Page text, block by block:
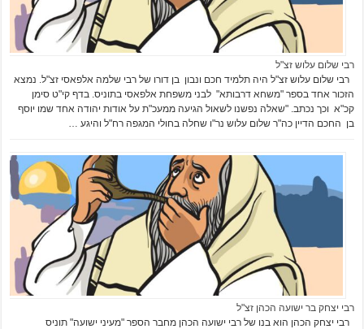
רבי שלום עלוש זצ"ל
רבי שלום עלוש זצ"ל היה תלמיד חכם ונבון בן דורו של רבי שלמה אלפאסי זצ"ל. נמצא
הזכור אחד בספר "משחא דרבותא" לבני משפחת אלפאסי בתוניס. בדף קי"ט סימן
קכ"א וכך נכתב. "שאלה נפשנו לשאול הגיעה ממעכ"ת על אודות יהודה אחד שמו יוסף
בן החכם הדיין כה"ר שלום עלוש נר"ו שחלה בחולי המגפה רח"ל והיגע …
רבי יצחק בר ישועה הכהן זצ"ל
רבי יצחק הכהן הוא בנו של רבי ישועה הכהן מחבר הספר "מעיני ישועה" תוניס